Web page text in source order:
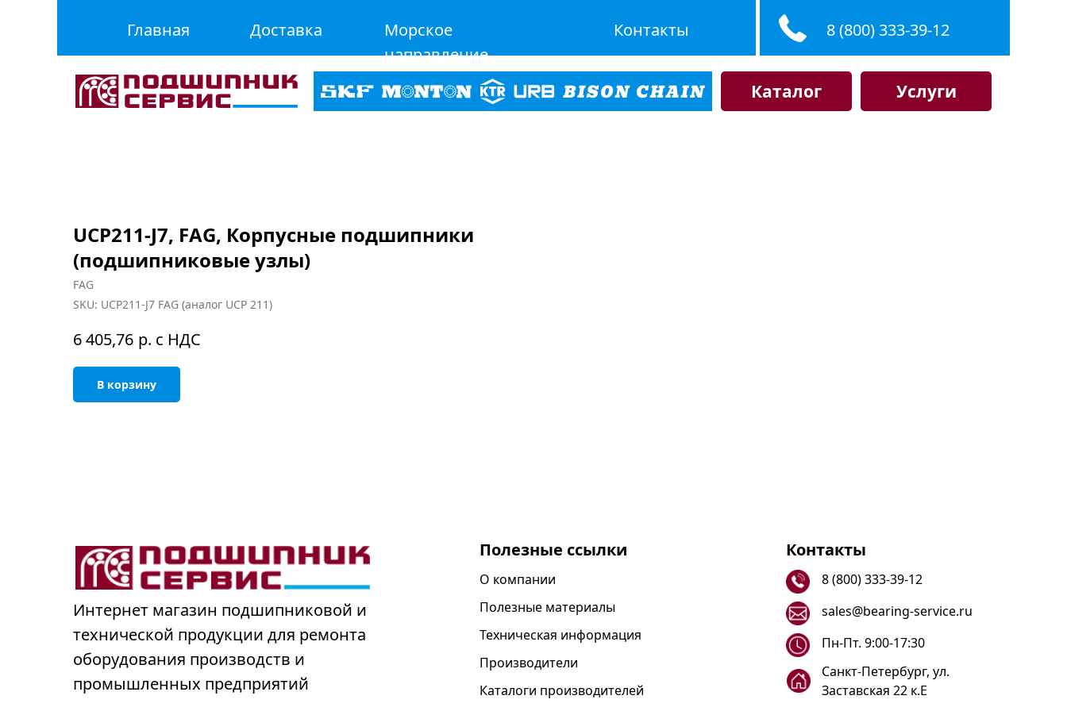
Главная Доставка
Морское
направление
Контакты 8 (800) 333-39-12
Каталог Услуги
UCP211-J7, FAG, Корпусные подшипники
(подшипниковые узлы)
FAG
SKU: UCP211-J7 FAG (аналог UCP 211)
6 405,76 р. с НДС
В корзину
Интернет магазин подшипниковой и
технической продукции для ремонта
оборудования производств и
промышленных предприятий
Полезные ссылки
О компании
Полезные материалы
Техническая информация
Производители
Каталоги производителей
Контакты
8 (800) 333-39-12
sales@bearing-service.ru
Санкт-Петербург, ул.
Заставская 22 к.Е
Пн-Пт. 9:00-17:30